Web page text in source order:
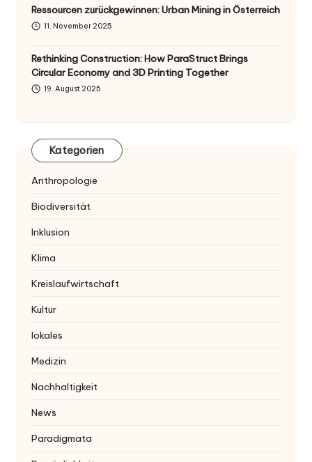
Ressourcen zurückgewinnen: Urban Mining in Österreich
11. November 2025
Rethinking Construction: How ParaStruct Brings
Circular Economy and 3D Printing Together
19. August 2025
Kategorien
Anthropologie
Biodiversität
Inklusion
Klima
Kreislaufwirtschaft
Kultur
lokales
Medizin
Nachhaltigkeit
News
Paradigmata